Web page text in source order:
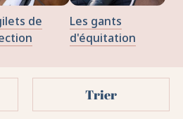
de
Les gants
d'équitation
Trier